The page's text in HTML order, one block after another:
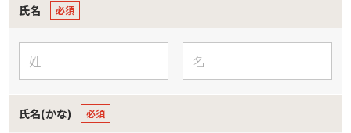
氏名
氏名(かな)